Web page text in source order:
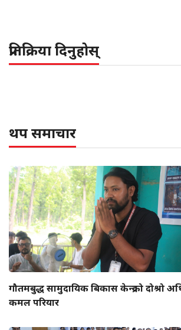
प्रतिक्रिया दिनुहोस्
थप समाचार
गौतमबुद्ध सामुदायिक बिकास केन्द्रको दोश्रो
कमल परियार